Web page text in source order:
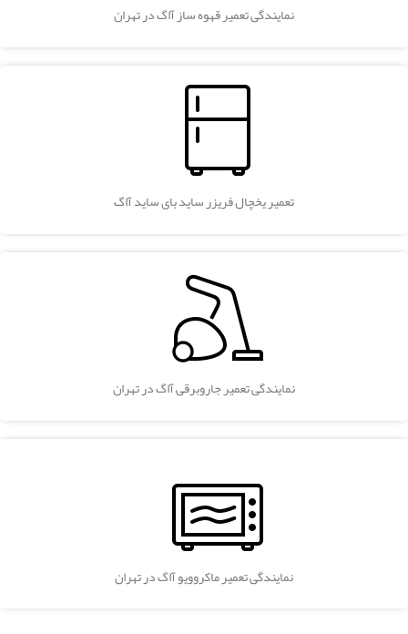
نمایندگی تعمیر قهوه ساز آاگ در تهران
تعمیر یخچال فریزر ساید بای ساید آاگ
نمایندگی تعمیر جاروبرقی آاگ در تهران
نمایندگی تعمیر ماکروویو آاگ در تهران